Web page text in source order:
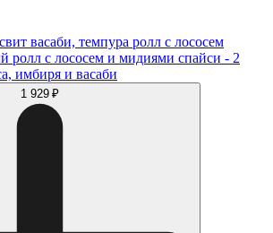
васаби, темпура ролл с лососем
ролл с лососем и мидиями спайси - 2
имбиря и васаби
1 929 ₽